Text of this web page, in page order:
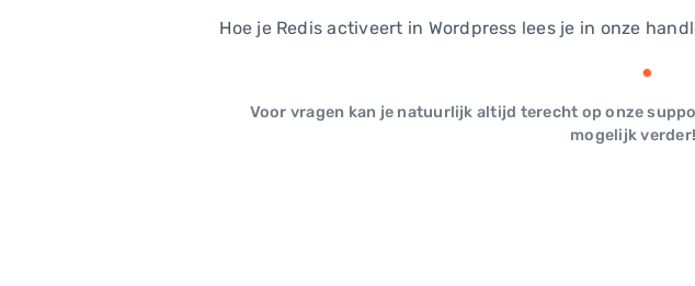
Hoe je Redis activeert in Wordpress lees je in onze
Voor vragen kan je natuurlijk altijd terecht op onze
mogelijk verder!